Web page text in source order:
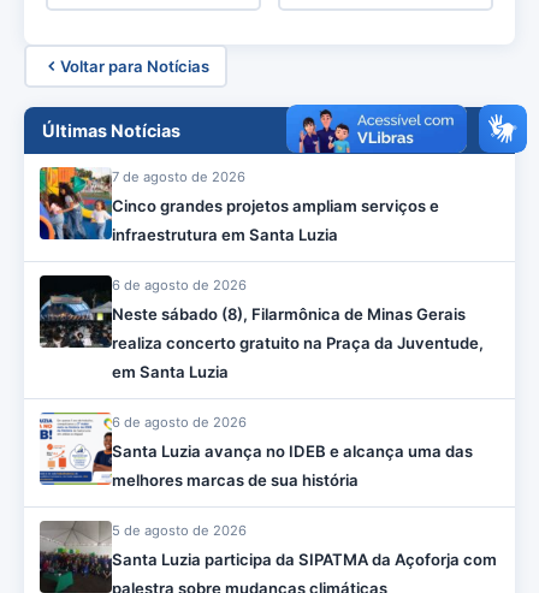
Voltar para Notícias
Últimas Notícias
7 de agosto de 2026
Cinco grandes projetos ampliam serviços e
infraestrutura em Santa Luzia
6 de agosto de 2026
Neste sábado (8), Filarmônica de Minas Gerais
realiza concerto gratuito na Praça da Juventude,
em Santa Luzia
6 de agosto de 2026
Santa Luzia avança no IDEB e alcança uma das
melhores marcas de sua história
5 de agosto de 2026
Santa Luzia participa da SIPATMA da Açoforja com
palestra sobre mudanças climáticas